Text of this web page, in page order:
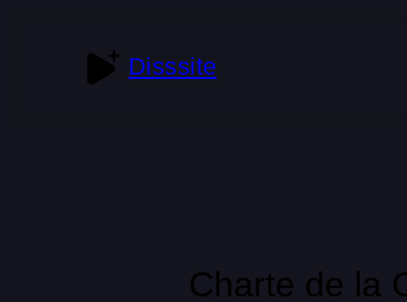
Disssite
Charte de la